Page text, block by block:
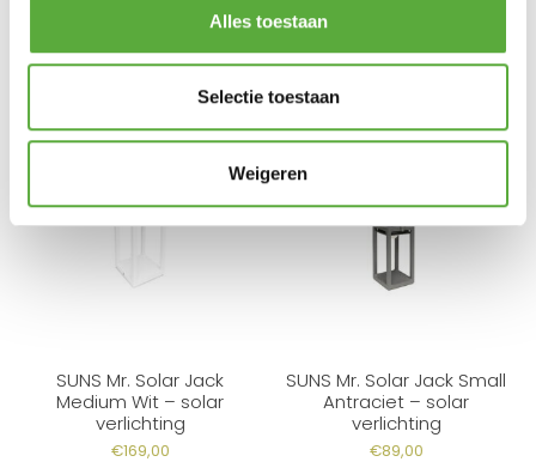
Alles toestaan
Selectie toestaan
Weigeren
BIJPASSENDE ACCESSOIRES EN ALTERNATIEVE
SUNS Mr. Solar Jack
Medium Wit – solar
verlichting
€169,00
SUNS Mr. Solar Jack Small
Antraciet – solar
verlichting
€89,00